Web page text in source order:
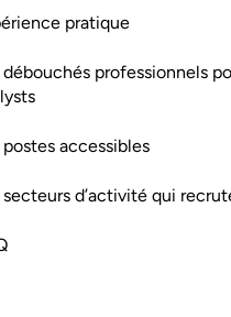
pratique
débouchés professionnels
postes accessibles
secteurs d’activité qui